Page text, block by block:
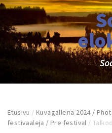
Etusivu /Kuvagalleria 2024 /
festivaaleja / Pre festival /